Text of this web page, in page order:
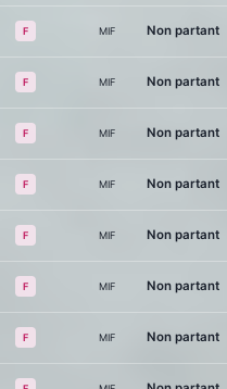
F MIF Non partant
F MIF Non partant
F MIF Non partant
F MIF Non partant
F MIF Non partant
F MIF Non partant
F MIF Non partant